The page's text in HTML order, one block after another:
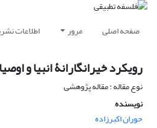
صفحه اصلی مرور اطلاعات
رویکرد خیرانگارانۀ انبیا و
نوع مقاله : مقاله پژوهشی
نویسنده
حوران اکبرزاده